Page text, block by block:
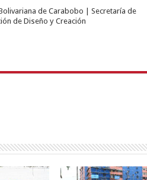
de Carabobo | Secretaría de
de Diseño y Creación